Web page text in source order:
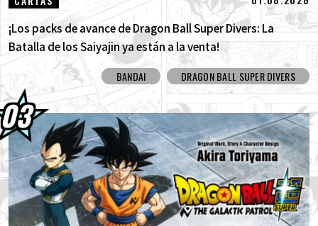
¡Los packs de avance de Dragon Ball Super Divers: La
Batalla de los Saiyajin ya están a la venta!
BANDAI DRAGON BALL SUPER DIVERS